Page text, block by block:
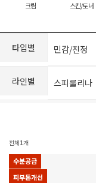
크림 스킨/토너
타입별 민감/진정
라인별 스피룰리나
전체1개
수분공급
피부톤개선